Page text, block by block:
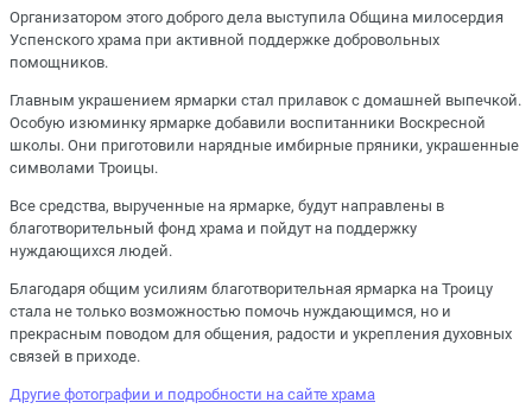
Организатором этого доброго дела выступила Община милосердия
Успенского храма при активной поддержке добровольных
помощников.
Главным украшением ярмарки стал прилавок с домашней выпечкой.
Особую изюминку ярмарке добавили воспитанники Воскресной
школы. Они приготовили нарядные имбирные пряники, украшенные
символами Троицы.
Все средства, вырученные на ярмарке, будут направлены в
благотворительный фонд храма и пойдут на поддержку
нуждающихся людей.
Благодаря общим усилиям благотворительная ярмарка на Троицу
стала не только возможностью помочь нуждающимся, но и
прекрасным поводом для общения, радости и укрепления духовных
связей в приходе.
Другие фотографии и подробности на сайте храма